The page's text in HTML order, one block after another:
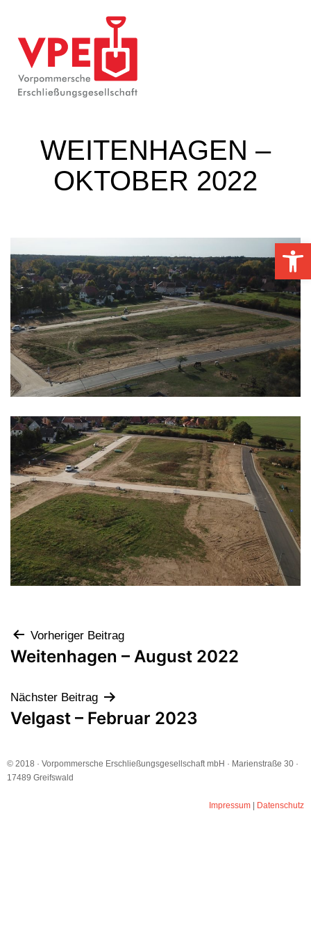
WEITENHAGEN –
OKTOBER 2022
Vorheriger Beitrag
Weitenhagen – August 2022
Nächster Beitrag
Velgast – Februar 2023
© 2018 · Vorpommersche Erschließungsgesellschaft mbH · Marienstraße 30 ·
17489 Greifswald
Impressum | Datenschutz